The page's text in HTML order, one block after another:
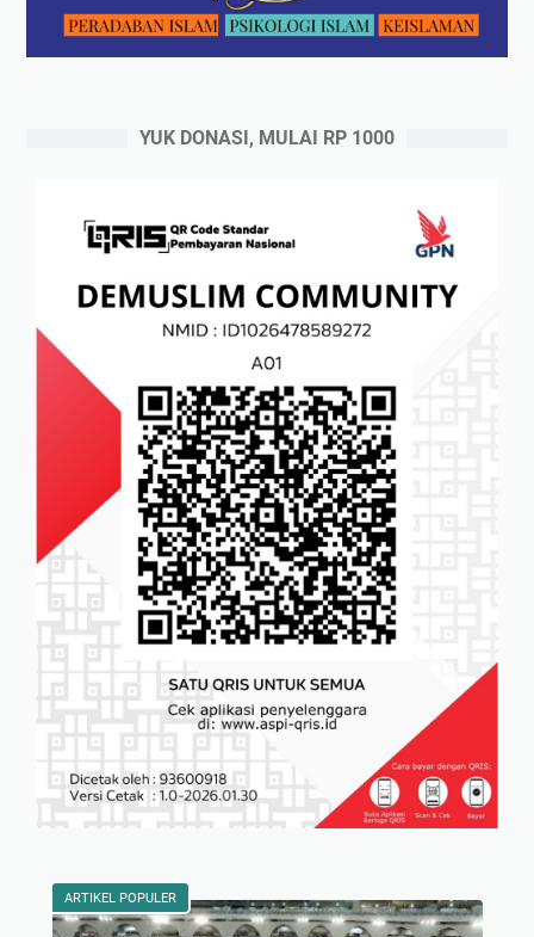
YUK DONASI, MULAI RP 1000
ARTIKEL POPULER